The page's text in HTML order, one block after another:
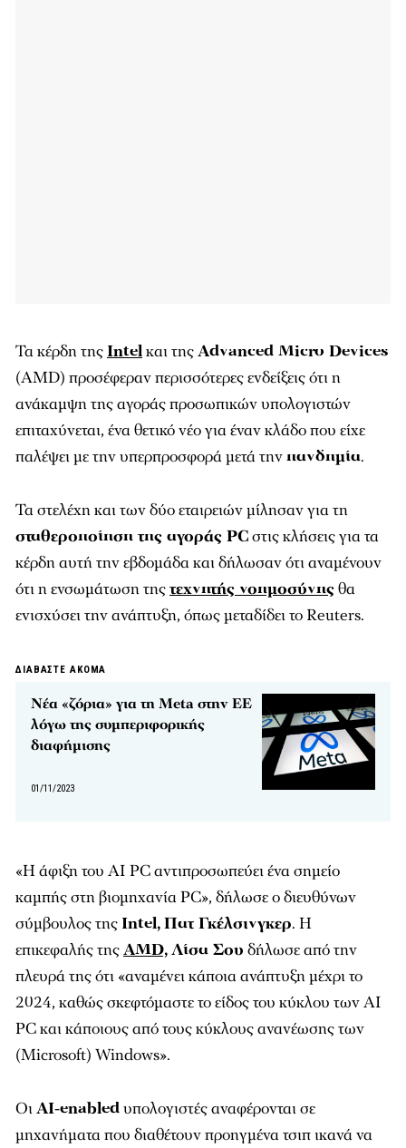
Τα κέρδη της Intelκαι τηςAdvanced Micro Devices
(AMD) προσέφεραν περισσότερες ενδείξεις ότι η
ανάκαμψη της αγοράς προσωπικών υπολογιστών
επιταχύνεται, ένα θετικό νέο για έναν κλάδο που είχε
παλέψει με την υπερπροσφορά μετά τηνπανδημία.
Τα στελέχη και των δύο εταιρειών μίλησαν για τη
σταθεροποίηση της αγοράς PCστις κλήσεις για τα
κέρδη αυτή την εβδομάδα και δήλωσαν ότι αναμένουν
ότι η ενσωμάτωση τηςτεχνητής νοημοσύνηςθα
ενισχύσει την ανάπτυξη, όπως μεταδίδει το Reuters.
ΔΙΑΒΑΣΤΕ ΑΚΟΜΑ
Νέα «ζόρια» για τη Meta στην ΕΕ
λόγω της συμπεριφορικής
διαφήμισης
01/11/2023
«Η άφιξη του AI PC αντιπροσωπεύει ένα σημείο
καμπής στη βιομηχανία PC», δήλωσε ο διευθύνων
σύμβουλος της Intel,Πατ Γκέλσινγκερ. Η
επικεφαλής τηςAMD,Λίσα Σου δήλωσε από την
πλευρά της ότι «αναμένει κάποια ανάπτυξη μέχρι το
2024, καθώς σκεφτόμαστε το είδος του κύκλου των AI
PC και κάποιους από τους κύκλους ανανέωσης των
(Microsoft) Windows».
ΟιAI-enabledυπολογιστές αναφέρονται σε
μηχανήματα που διαθέτουν προηγμένα τσιπ ικανά να